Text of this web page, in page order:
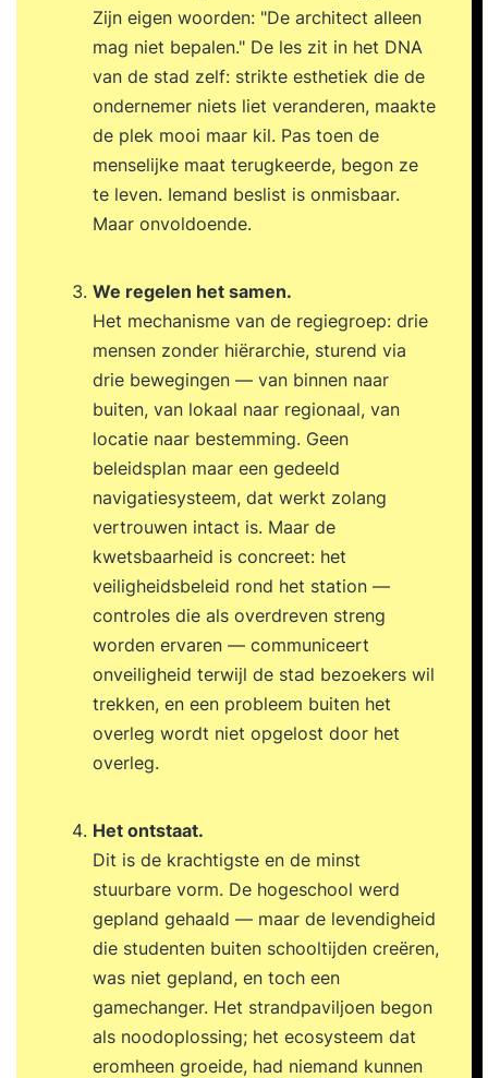
Zijn eigen woorden: "De architect alleen
mag niet bepalen." De les zit in het DNA
van de stad zelf: strikte esthetiek die de
ondernemer niets liet veranderen, maakte
de plek mooi maar kil. Pas toen de
menselijke maat terugkeerde, begon ze
te leven. Iemand beslist is onmisbaar.
Maar onvoldoende.
We regelen het samen.
Het mechanisme van de regiegroep: drie
mensen zonder hiërarchie, sturend via
drie bewegingen — van binnen naar
buiten, van lokaal naar regionaal, van
locatie naar bestemming. Geen
beleidsplan maar een gedeeld
navigatiesysteem, dat werkt zolang
vertrouwen intact is. Maar de
kwetsbaarheid is concreet: het
veiligheidsbeleid rond het station —
controles die als overdreven streng
worden ervaren — communiceert
onveiligheid terwijl de stad bezoekers wil
trekken, en een probleem buiten het
overleg wordt niet opgelost door het
overleg.
Het ontstaat.
Dit is de krachtigste en de minst
stuurbare vorm. De hogeschool werd
gepland gehaald — maar de levendigheid
die studenten buiten schooltijden creëren,
was niet gepland, en toch een
gamechanger. Het strandpaviljoen begon
als noodoplossing; het ecosysteem dat
eromheen groeide, had niemand kunnen